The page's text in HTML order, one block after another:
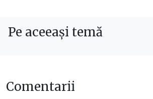
Pe aceeași temă
Comentarii